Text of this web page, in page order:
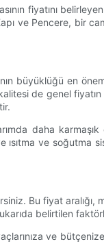
fiyatını
ve Pencere, bir
büyüklüğü en
de genel fiyatın
daha
ısıtma ve
Bu fiyat aralığı,
belirtilen
ve